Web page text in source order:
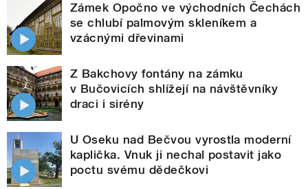
Zámek Opočno ve východních Čechách
se chlubí palmovým skleníkem a
vzácnými dřevinami
Z Bakchovy fontány na zámku
v Bučovicích shlížejí na návštěvníky
draci i sirény
U Oseku nad Bečvou vyrostla moderní
kaplička. Vnuk ji nechal postavit jako
poctu svému dědečkovi